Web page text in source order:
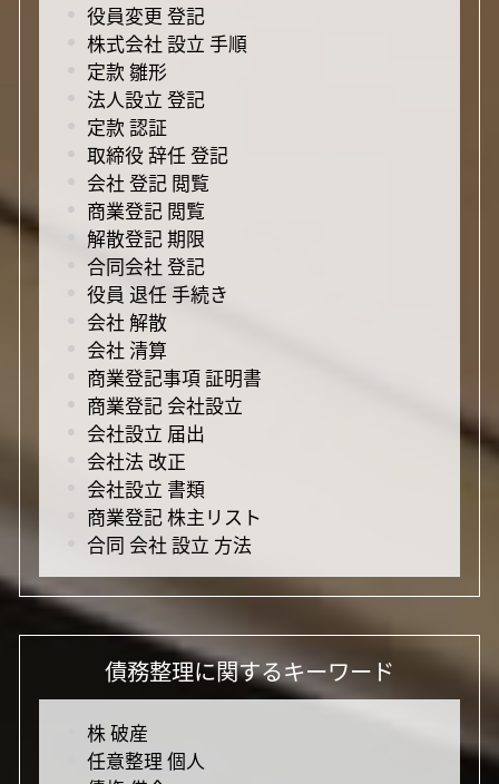
役員変更 登記
株式会社 設立 手順
定款 雛形
法人設立 登記
定款 認証
取締役 辞任 登記
会社 登記 閲覧
商業登記 閲覧
解散登記 期限
合同会社 登記
役員 退任 手続き
会社 解散
会社 清算
商業登記事項 証明書
商業登記 会社設立
会社設立 届出
会社法 改正
会社設立 書類
商業登記 株主リスト
合同 会社 設立 方法
債務整理に関するキーワード
株 破産
任意整理 個人